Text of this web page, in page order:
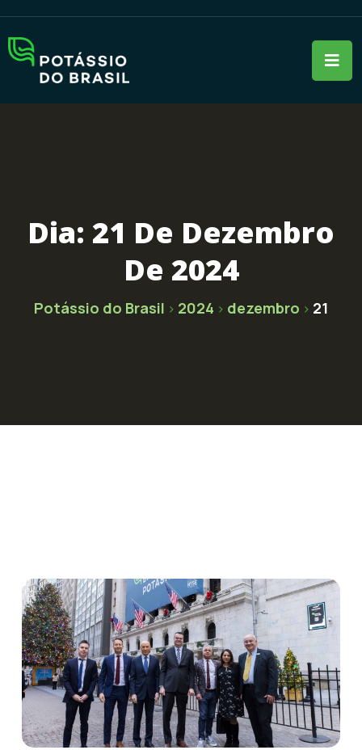
Dia: 21 De Dezembro
De 2024
Potássio do Brasil > 2024 > dezembro > 21